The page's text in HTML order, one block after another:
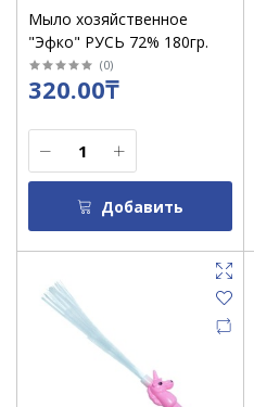
Мыло хозяйственное
"Эфко" РУСЬ 72% 180гр.
(0)
320.00₸
Добавить